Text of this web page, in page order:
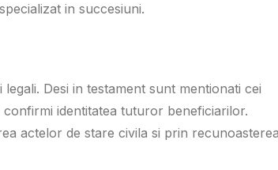
in succesiuni.
Desi in testament sunt mentionati cei
identitatea tuturor beneficiarilor.
actelor de stare civila si prin recunoasterea